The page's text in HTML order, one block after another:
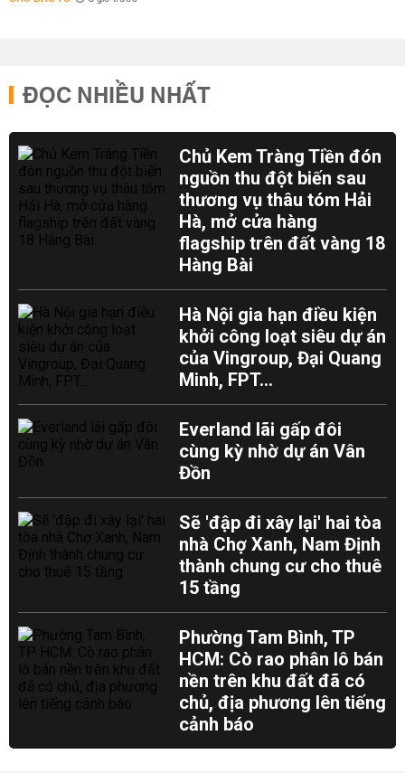
ĐỌC NHIỀU NHẤT
Chủ Kem Tràng Tiền đón
nguồn thu đột biến sau
thương vụ thâu tóm Hải
Hà, mở cửa hàng
flagship trên đất vàng 18
Hàng Bài
Hà Nội gia hạn điều kiện
khởi công loạt siêu dự án
của Vingroup, Đại Quang
Minh, FPT...
Everland lãi gấp đôi
cùng kỳ nhờ dự án Vân
Đồn
Sẽ 'đập đi xây lại' hai tòa
nhà Chợ Xanh, Nam Định
thành chung cư cho thuê
15 tầng
Phường Tam Bình, TP
HCM: Cò rao phân lô bán
nền trên khu đất đã có
chủ, địa phương lên tiếng
cảnh báo